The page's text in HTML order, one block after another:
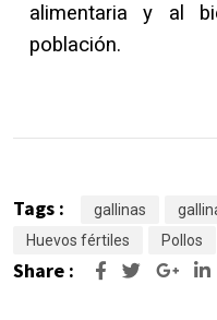
alimentaria y al
población.
Tags : gallinas
Huevos fértiles
Pollos
Share :